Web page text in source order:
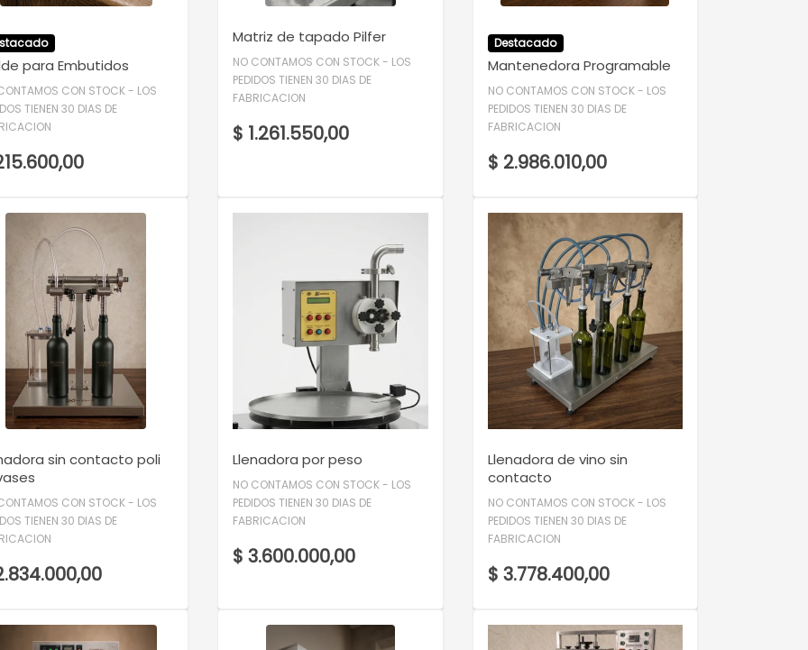
para Embutidos
CON STOCK - LOS
TIENEN 30 DIAS DE
VER DETALLE
Matriz de tapado Pilfer
NO CONTAMOS CON STOCK - LOS
PEDIDOS TIENEN 30 DIAS DE
FABRICACION
$ 1.261.550,00
VER DETALLE
Destacado
Mantenedora Programable
NO CONTAMOS CON STOCK - LOS
PEDIDOS TIENEN 30 DIAS DE
FABRICACION
$ 2.986.010,00
VER DETALLE
sin contacto poli
CON STOCK - LOS
TIENEN 30 DIAS DE
VER DETALLE
Llenadora por peso
NO CONTAMOS CON STOCK - LOS
PEDIDOS TIENEN 30 DIAS DE
FABRICACION
$ 3.600.000,00
VER DETALLE
Llenadora de vino sin
contacto
NO CONTAMOS CON STOCK - LOS
PEDIDOS TIENEN 30 DIAS DE
FABRICACION
$ 3.778.400,00
VER DETALLE